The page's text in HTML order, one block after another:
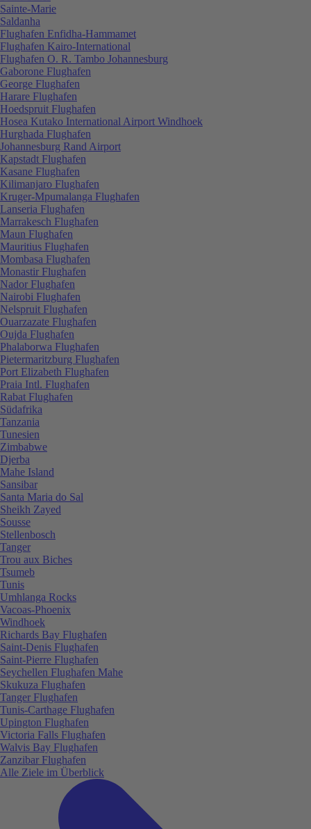
Sainte-Marie
Saldanha
Flughafen Enfidha-Hammamet
Flughafen Kairo-International
Flughafen O. R. Tambo Johannesburg
Gaborone Flughafen
George Flughafen
Harare Flughafen
Hoedspruit Flughafen
Hosea Kutako International Airport Windhoek
Hurghada Flughafen
Johannesburg Rand Airport
Kapstadt Flughafen
Kasane Flughafen
Kilimanjaro Flughafen
Kruger-Mpumalanga Flughafen
Lanseria Flughafen
Marrakesch Flughafen
Maun Flughafen
Mauritius Flughafen
Mombasa Flughafen
Monastir Flughafen
Nador Flughafen
Nairobi Flughafen
Nelspruit Flughafen
Ouarzazate Flughafen
Oujda Flughafen
Phalaborwa Flughafen
Pietermaritzburg Flughafen
Port Elizabeth Flughafen
Praia Intl. Flughafen
Rabat Flughafen
Südafrika
Tanzania
Tunesien
Zimbabwe
Djerba
Mahe Island
Sansibar
Santa Maria do Sal
Sheikh Zayed
Sousse
Stellenbosch
Tanger
Trou aux Biches
Tsumeb
Tunis
Umhlanga Rocks
Vacoas-Phoenix
Windhoek
Richards Bay Flughafen
Saint-Denis Flughafen
Saint-Pierre Flughafen
Seychellen Flughafen Mahe
Skukuza Flughafen
Tanger Flughafen
Tunis-Carthage Flughafen
Upington Flughafen
Victoria Falls Flughafen
Walvis Bay Flughafen
Zanzibar Flughafen
Alle Ziele im Überblick